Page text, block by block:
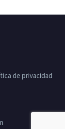
de privacidad